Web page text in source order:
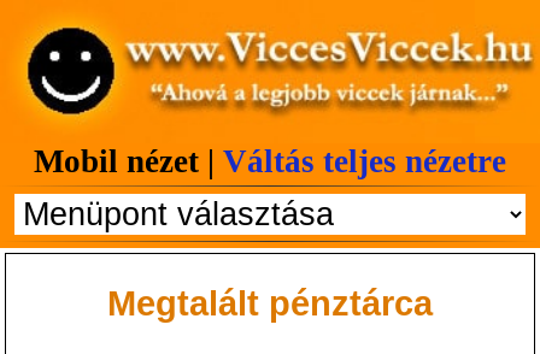
Mobil nézet | Váltás teljes nézetre
Megtalált pénztárca